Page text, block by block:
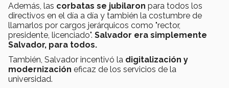
Además, las corbatas se jubilaron para todos los
directivos en el día a día y también la costumbre de
llamarlos por cargos jerárquicos como "rector,
presidente, licenciado". Salvador era simplemente
Salvador, para todos.
También, Salvador incentivó la digitalización y
modernización eficaz de los servicios de la
universidad.